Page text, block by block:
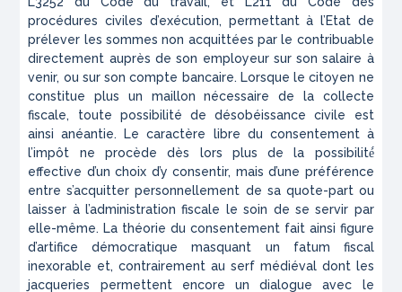
procédures civiles d’exécution, permettant à l’Etat de
prélever les sommes non acquittées par le contribuable
directement auprès de son employeur sur son salaire à
venir, ou sur son compte bancaire. Lorsque le citoyen ne
constitue plus un maillon nécessaire de la collecte
fiscale, toute possibilité de désobéissance civile est
ainsi anéantie. Le caractère libre du consentement à
l’impôt ne procède dès lors plus de la possibilité́
effective d’un choix d’y consentir, mais d’une préférence
entre s’acquitter personnellement de sa quote-part ou
laisser à l’administration fiscale le soin de se servir par
elle-même. La théorie du consentement fait ainsi figure
d’artifice démocratique masquant un fatum fiscal
inexorable et, contrairement au serf médiéval dont les
jacqueries permettent encore un dialogue avec le